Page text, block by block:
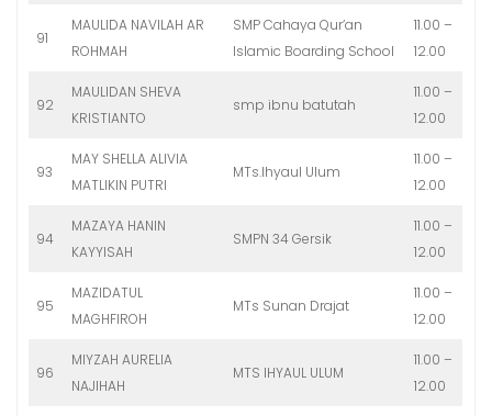
91
MAULIDA NAVILAH AR
ROHMAH
SMP Cahaya Qur’an
Islamic Boarding School
11.00 –
12.00
92
MAULIDAN SHEVA
KRISTIANTO
smp ibnu batutah
11.00 –
12.00
93
MAY SHELLA ALIVIA
MATLIKIN PUTRI
MTs.Ihyaul Ulum
11.00 –
12.00
94
MAZAYA HANIN
KAYYISAH
SMPN 34 Gersik
11.00 –
12.00
95
MAZIDATUL
MAGHFIROH
MTs Sunan Drajat
11.00 –
12.00
96
MIYZAH AURELIA
NAJIHAH
MTS IHYAUL ULUM
11.00 –
12.00